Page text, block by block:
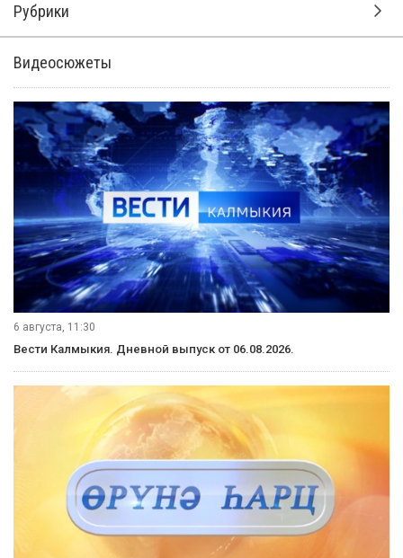
Рубрики
Видеосюжеты
6 августа, 11:30
Вести Калмыкия. Дневной выпуск от 06.08.2026.